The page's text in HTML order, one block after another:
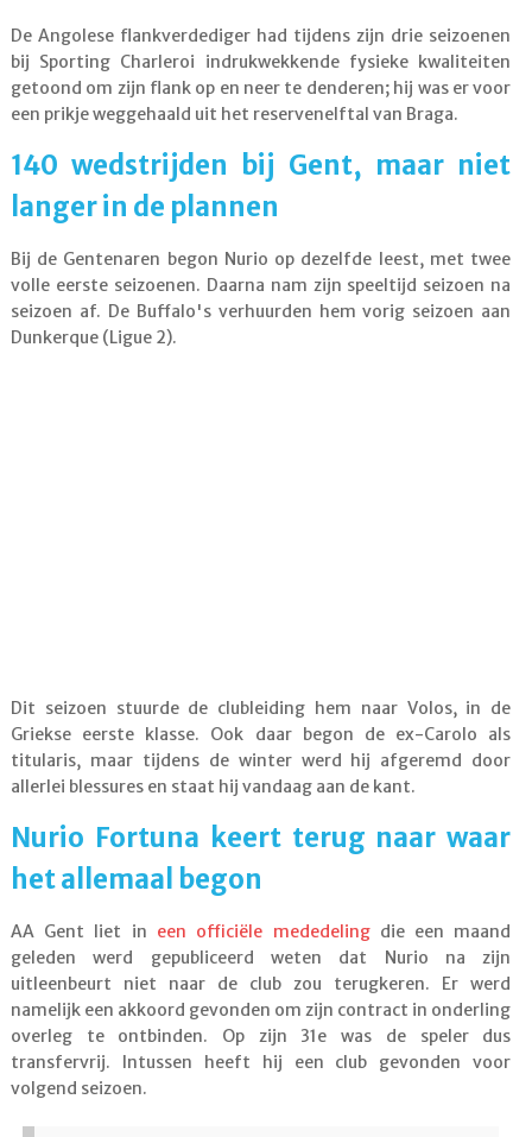
De Angolese flankverdediger had tijdens zijn drie seizoenen
bij Sporting Charleroi indrukwekkende fysieke kwaliteiten
getoond om zijn flank op en neer te denderen; hij was er voor
een prikje weggehaald uit het reservenelftal van Braga.
140 wedstrijden bij Gent, maar niet
langer in de plannen
Bij de Gentenaren begon Nurio op dezelfde leest, met twee
volle eerste seizoenen. Daarna nam zijn speeltijd seizoen na
seizoen af. De Buffalo's verhuurden hem vorig seizoen aan
Dunkerque (Ligue 2).
Dit seizoen stuurde de clubleiding hem naar Volos, in de
Griekse eerste klasse. Ook daar begon de ex-Carolo als
titularis, maar tijdens de winter werd hij afgeremd door
allerlei blessures en staat hij vandaag aan de kant.
Nurio Fortuna keert terug naar waar
het allemaal begon
AA Gent liet in een officiële mededelingdie een maand
geleden werd gepubliceerd weten dat Nurio na zijn
uitleenbeurt niet naar de club zou terugkeren. Er werd
namelijk een akkoord gevonden om zijn contract in onderling
overleg te ontbinden. Op zijn 31e was de speler dus
transfervrij. Intussen heeft hij een club gevonden voor
volgend seizoen.